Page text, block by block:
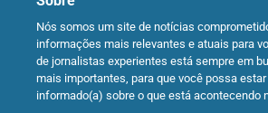
Nós somos um site de notícias
informações mais relevantes e atuais para
de jornalistas experientes está sempre em
mais importantes, para que você possa
informado(a) sobre o que está acontecendo